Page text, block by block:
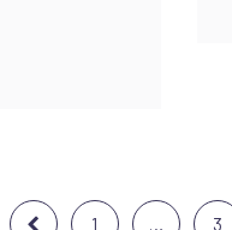
1 … 3